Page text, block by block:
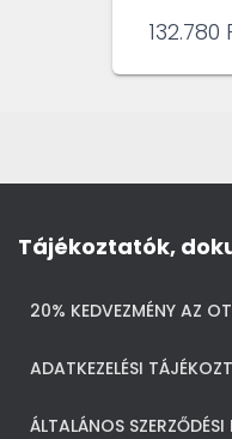
132.780
Tájékoztatók,
20% KEDVEZMÉNY AZ
ADATKEZELÉSI
ÁLTALÁNOS SZERZŐDÉSI